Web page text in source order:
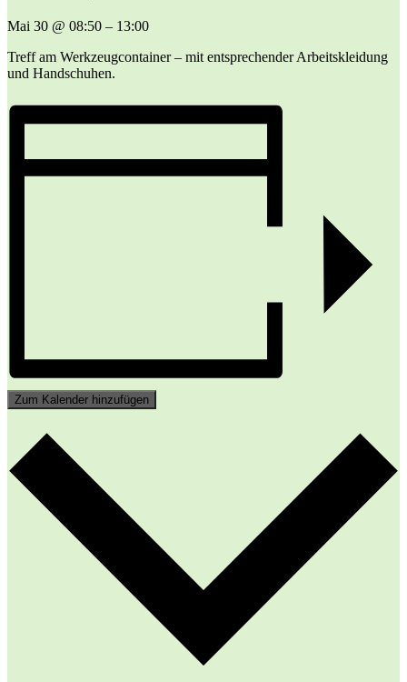
Mai 30 @ 08:50 – 13:00
Treff am Werkzeugcontainer – mit entsprechender Arbeitskleidung
und Handschuhen.
Zum Kalender hinzufügen